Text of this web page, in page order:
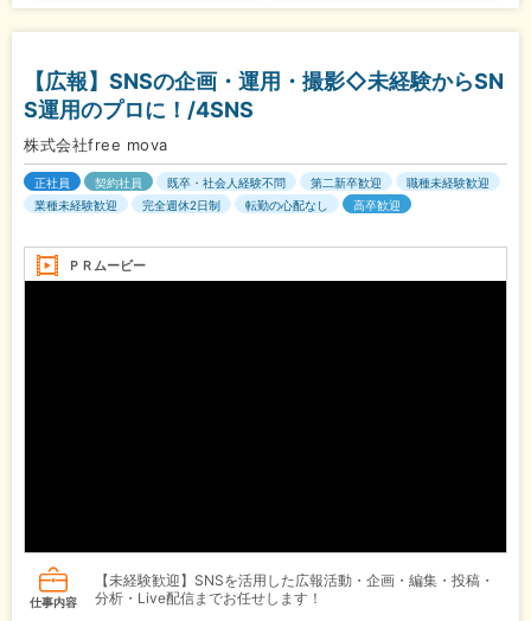
【広報】SNSの企画・運用・撮影◇未経験からSN
S運用のプロに！/4SNS
株式会社free mova
正社員 契約社員 既卒・社会人経験不問 第二新卒歓迎
職種未経験歓迎
業種未経験歓迎
完全週休2日制 転勤の心配なし 高卒歓迎
ＰＲムービー
仕事内容
【未経験歓迎】SNSを活用した広報活動・企画・編集・投稿・
分析・Live配信までお任せします！